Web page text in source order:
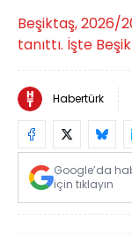
Beşiktaş, 2026/
tanıttı. İşte
Habertürk
Google’da
için tıklayın